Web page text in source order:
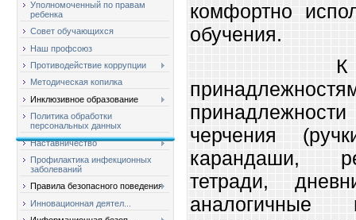
Уполномоченный по правам
ребенка
Совет обучающихся
Наш профсоюз
Противодействие коррупции
Методическая копилка
Инклюзивное образование
Политика обработки
персональных данных
Наставничество
Профилактика инфекционных
заболеваний
Правила безопасного поведения
Инновационная деятел...
комфортно
обучения.
К
черчения
карандаши,
тетради,
аналогичные